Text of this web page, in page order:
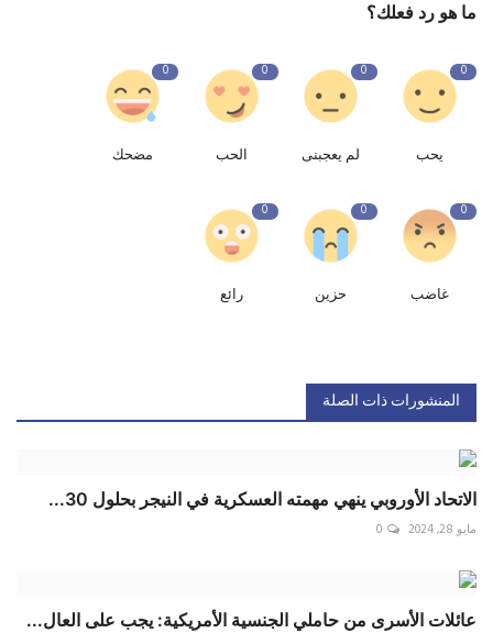
ما هو رد فعلك؟
0
يحب
0
لم يعجبنى
0
الحب
0
مضحك
0
غاضب
0
حزين
0
رائع
المنشورات ذات الصلة
الاتحاد الأوروبي ينهي مهمته العسكرية في النيجر بحلول 30...
مايو 28, 2024 0
عائلات الأسرى من حاملي الجنسية الأمريكية: يجب على العال...